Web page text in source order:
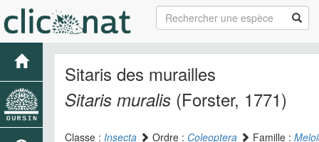
Sitaris des murailles
Sitaris muralis (Forster, 1771)
Classe : Insecta Ordre : Coleoptera Famille :